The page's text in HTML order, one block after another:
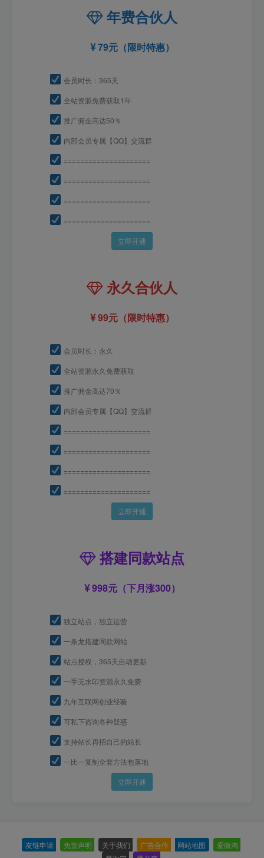
年费合伙人
79元（限时特惠）
会员时长：365天
全站资源免费获取1年
推广佣金高达50％
内部会员专属【QQ】交流群
=====================
=====================
=====================
=====================
立即开通
永久合伙人
99元（限时特惠）
会员时长：永久
全站资源永久免费获取
推广佣金高达70％
内部会员专属【QQ】交流群
=====================
=====================
=====================
=====================
立即开通
搭建同款站点
998元（下月涨300）
独立站点，独立运营
一条龙搭建同款网站
站点授权，365天自动更新
一手无水印资源永久免费
九年互联网创业经验
可私下咨询各种疑惑
支持站长再招自己的站长
一比一复制全套方法包落地
立即开通
友链申请 免责声明 关于我们 广告合作 网站地图 爱微淘